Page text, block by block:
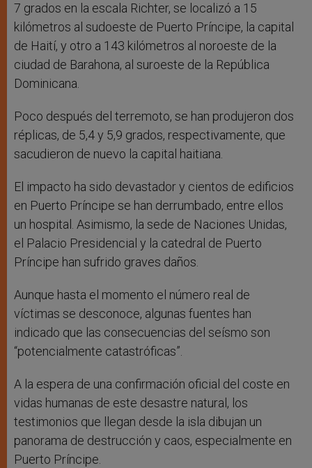
7 grados en la escala Richter, se localizó a 15
kilómetros al sudoeste de Puerto Príncipe, la capital
de Haití, y otro a 143 kilómetros al noroeste de la
ciudad de Barahona, al suroeste de la República
Dominicana.
Poco después del terremoto, se han produjeron dos
réplicas, de 5,4 y 5,9 grados, respectivamente, que
sacudieron de nuevo la capital haitiana.
El impacto ha sido devastador y cientos de edificios
en Puerto Príncipe se han derrumbado, entre ellos
un hospital. Asimismo, la sede de Naciones Unidas,
el Palacio Presidencial y la catedral de Puerto
Príncipe han sufrido graves daños.
Aunque hasta el momento el número real de
víctimas se desconoce, algunas fuentes han
indicado que las consecuencias del seísmo son
“potencialmente catastróficas”.
A la espera de una confirmación oficial del coste en
vidas humanas de este desastre natural, los
testimonios que llegan desde la isla dibujan un
panorama de destrucción y caos, especialmente en
Puerto Príncipe.